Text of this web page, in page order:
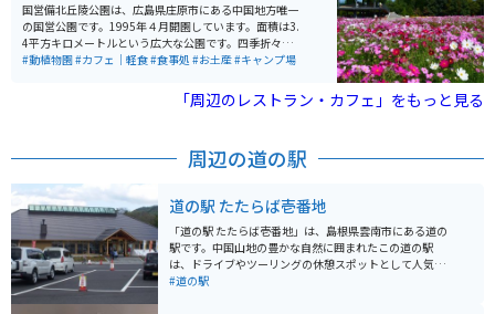
国営備北丘陵公園は、広島県庄原市にある中国地方唯一
の国営公園です。1995年４月開園しています。面積は3.
4平方キロメートルという広大な公園です。四季折々の草
花が花壇に植えられていたり、12月にはイルミネーショ
#動植物園#カフェ｜軽食#食事処 #お土産#キャンプ場
「周辺のレストラン・カフェ」をもっと見る
周辺の道の駅
道の駅 たたらば壱番地
「道の駅 たたらば壱番地」は、島根県雲南市にある道の
駅です。中国山地の豊かな自然に囲まれたこの道の駅
は、ドライブやツーリングの休憩スポットとして人気が
あります。 地元の食材をふんだんに使った食事処や、特
#道の駅